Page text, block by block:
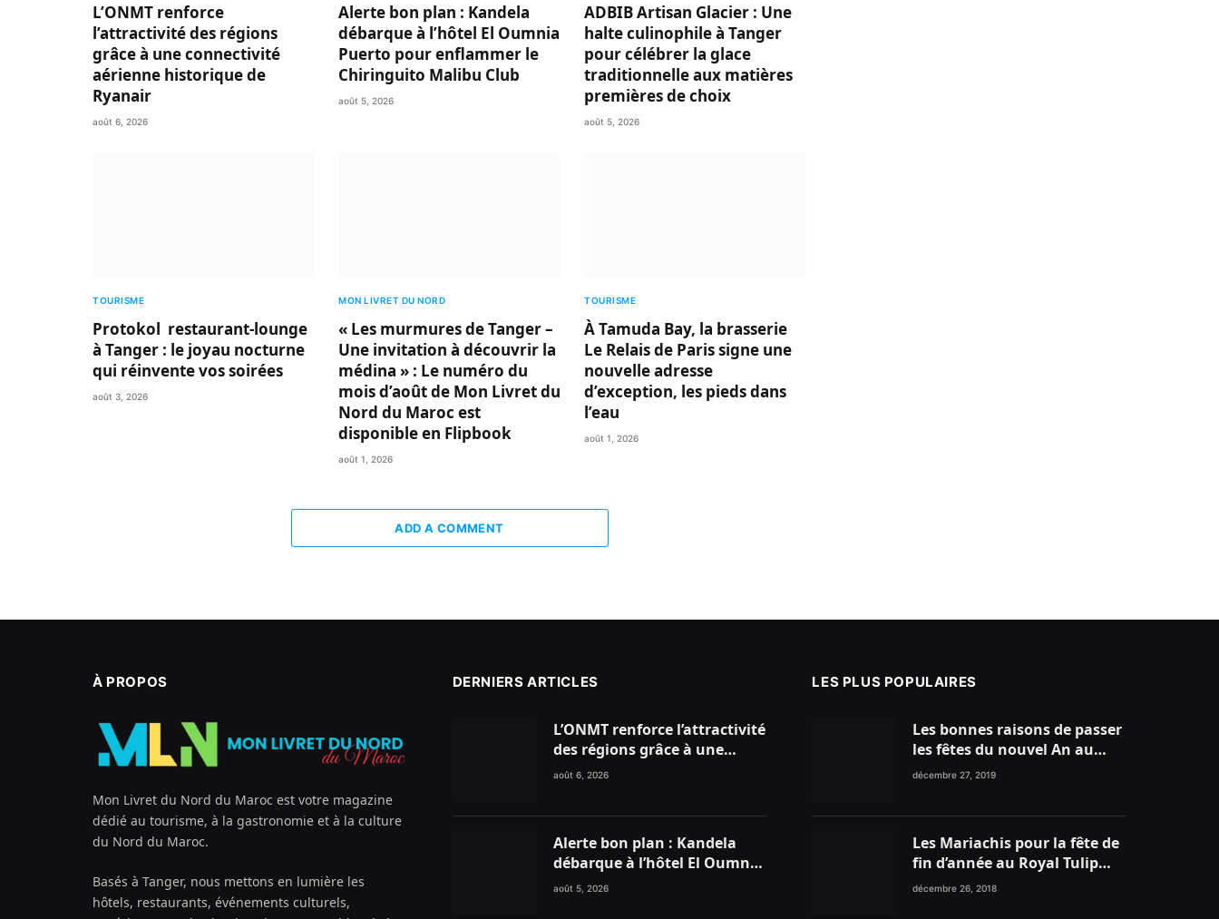
L’ONMT renforce
l’attractivité des régions
grâce à une connectivité
aérienne historique de
Ryanair
août 6, 2026
Alerte bon plan : Kandela
débarque à l’hôtel El Oumnia
Puerto pour enflammer le
Chiringuito Malibu Club
août 5, 2026
ADBIB Artisan Glacier : Une
halte culinophile à Tanger
pour célébrer la glace
traditionnelle aux matières
premières de choix
août 5, 2026
TOURISME
Protokol restaurant-lounge
à Tanger : le joyau nocturne
qui réinvente vos soirées
août 3, 2026
MON LIVRET DU NORD
« Les murmures de Tanger –
Une invitation à découvrir la
médina » : Le numéro du
mois d’août de Mon Livret du
Nord du Maroc est
disponible en Flipbook
août 1, 2026
TOURISME
À Tamuda Bay, la brasserie
Le Relais de Paris signe une
nouvelle adresse
d’exception, les pieds dans
l’eau
août 1, 2026
ADD A COMMENT
À PROPOS
Mon Livret du Nord du Maroc est votre magazine
dédié au tourisme, à la gastronomie et à la culture
du Nord du Maroc.
Basés à Tanger, nous mettons en lumière les
hôtels, restaurants, événements culturels,
DERNIERS ARTICLES
L’ONMT renforce l’attractivité
des régions grâce à une
connectivité aérienne
août 6, 2026
Alerte bon plan : Kandela
débarque à l’hôtel El Oumnia
Puerto pour enflammer le
août 5, 2026
LES PLUS POPULAIRES
Les bonnes raisons de passer
les fêtes du nouvel An au
nord du Maroc
décembre 27, 2019
Les Mariachis pour la fête de
fin d’année au Royal Tulip
Tanger
décembre 26, 2018